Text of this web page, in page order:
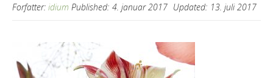
Forfatter: idium Published: 4. januar 2017 Updated: 13. juli 2017